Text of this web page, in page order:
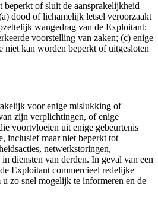
beperkt of sluit de aansprakelijkheid
dood of lichamelijk letsel veroorzaakt
wangedrag van de Exploitant;
voorstelling van zaken; (c) enige
niet kan worden beperkt of uitgesloten
voor enige mislukking of
zijn verplichtingen, of enige
voortvloeien uit enige gebeurtenis
inclusief maar niet beperkt tot
netwerkstoringen,
diensten van derden. In geval van een
Exploitant commercieel redelijke
zo snel mogelijk te informeren en de